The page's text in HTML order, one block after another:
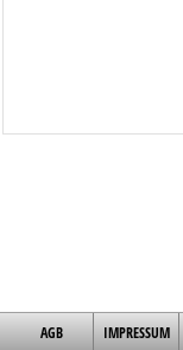
AGB IMPRESSUM